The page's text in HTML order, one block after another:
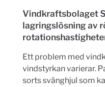
Vindkraftsbolaget
lagringslösning av
Ett problem med
vindstyrkan varierar.
sorts svänghjul som